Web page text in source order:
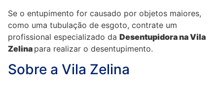
Se o entupimento for causado por objetos maiores,
como uma tubulação de esgoto, contrate um
profissional especializado da Desentupidorana Vila
Zelina para realizar o desentupimento.
Sobre a Vila Zelina